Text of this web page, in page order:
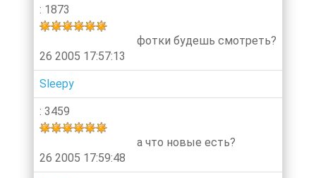
: 1873
26 2005 17:57:13
фотки будешь смотреть?
Sleepy
: 3459
26 2005 17:59:48
а что новые есть?